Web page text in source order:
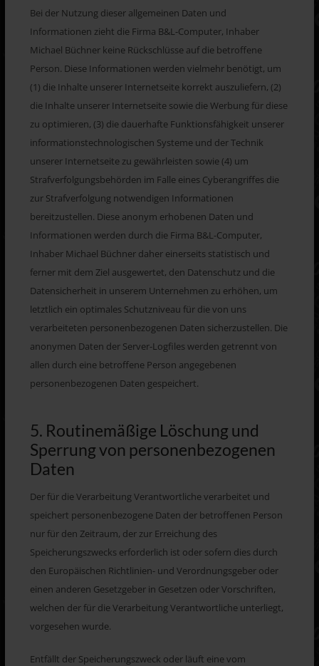
Bei der Nutzung dieser allgemeinen Daten und
Informationen zieht die Firma B&L-Computer, Inhaber
Michael Büchner keine Rückschlüsse auf die betroffene
Person. Diese Informationen werden vielmehr benötigt, um
(1) die Inhalte unserer Internetseite korrekt auszuliefern, (2)
die Inhalte unserer Internetseite sowie die Werbung für diese
zu optimieren, (3) die dauerhafte Funktionsfähigkeit unserer
informationstechnologischen Systeme und der Technik
unserer Internetseite zu gewährleisten sowie (4) um
Strafverfolgungsbehörden im Falle eines Cyberangriffes die
zur Strafverfolgung notwendigen Informationen
bereitzustellen. Diese anonym erhobenen Daten und
Informationen werden durch die Firma B&L-Computer,
Inhaber Michael Büchner daher einerseits statistisch und
ferner mit dem Ziel ausgewertet, den Datenschutz und die
Datensicherheit in unserem Unternehmen zu erhöhen, um
letztlich ein optimales Schutzniveau für die von uns
verarbeiteten personenbezogenen Daten sicherzustellen. Die
anonymen Daten der Server-Logfiles werden getrennt von
allen durch eine betroffene Person angegebenen
personenbezogenen Daten gespeichert.
5. Routinemäßige Löschung und
Sperrung von personenbezogenen
Daten
Der für die Verarbeitung Verantwortliche verarbeitet und
speichert personenbezogene Daten der betroffenen Person
nur für den Zeitraum, der zur Erreichung des
Speicherungszwecks erforderlich ist oder sofern dies durch
den Europäischen Richtlinien- und Verordnungsgeber oder
einen anderen Gesetzgeber in Gesetzen oder Vorschriften,
welchen der für die Verarbeitung Verantwortliche unterliegt,
vorgesehen wurde.
Entfällt der Speicherungszweck oder läuft eine vom